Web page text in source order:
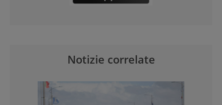
Notizie correlate